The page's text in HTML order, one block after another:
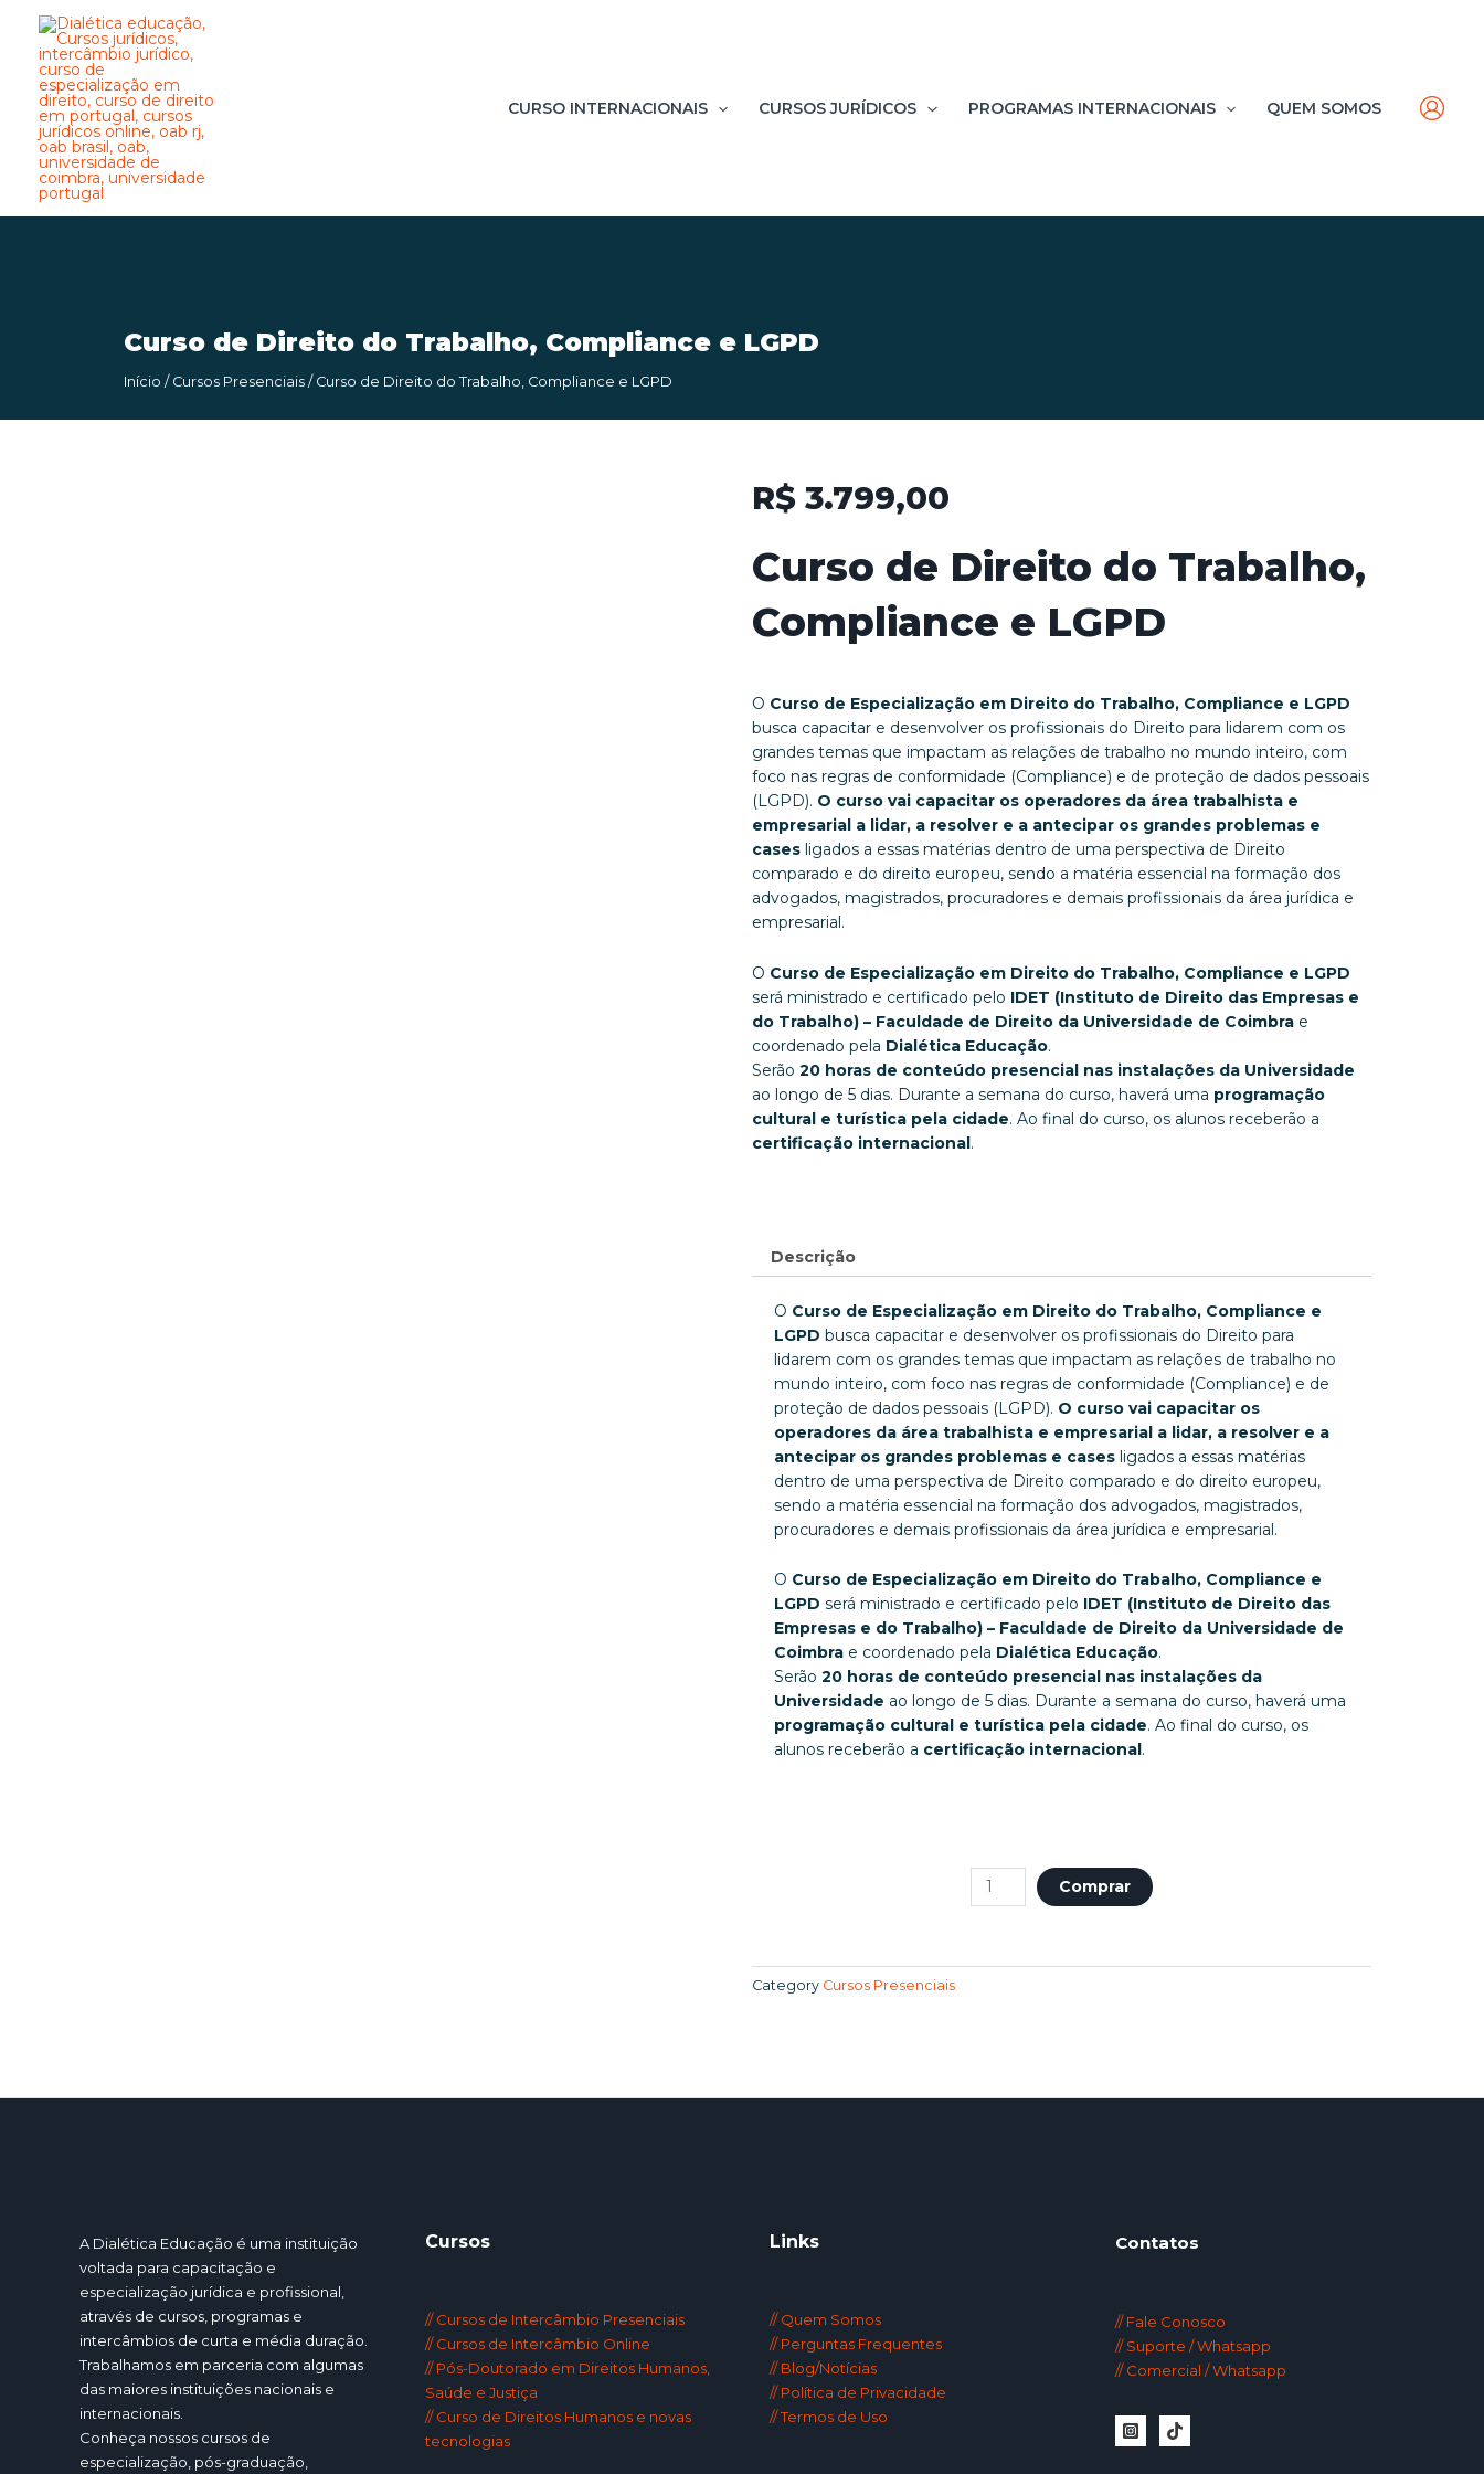
CURSO INTERNACIONAIS CURSOS JURÍDICOS PROGRAMAS INTERNACIONAIS QUEM SOMOS
Curso de Direito do Trabalho, Compliance e LGPD
Início / Cursos Presenciais / Curso de Direito do Trabalho, Compliance e LGPD
R$ 3.799,00
Curso de Direito do Trabalho,
Compliance e LGPD
O Curso de Especialização em Direito do Trabalho, Compliance e LGPD
busca capacitar e desenvolver os profissionais do Direito para lidarem com os
grandes temas que impactam as relações de trabalho no mundo inteiro, com
foco nas regras de conformidade (Compliance) e de proteção de dados pessoais
(LGPD). O curso vai capacitar os operadores da área trabalhista e
empresarial a lidar, a resolver e a antecipar os grandes problemas e
cases ligados a essas matérias dentro de uma perspectiva de Direito
comparado e do direito europeu, sendo a matéria essencial na formação dos
advogados, magistrados, procuradores e demais profissionais da área jurídica e
empresarial.
O Curso de Especialização em Direito do Trabalho, Compliance e LGPD
será ministrado e certificado pelo IDET (Instituto de Direito das Empresas e
do Trabalho) – Faculdade de Direito da Universidade de Coimbra e
coordenado pela Dialética Educação.
Serão 20 horas de conteúdo presencial nas instalações da Universidade
ao longo de 5 dias. Durante a semana do curso, haverá uma programação
cultural e turística pela cidade. Ao final do curso, os alunos receberão a
certificação internacional.
Descrição
O Curso de Especialização em Direito do Trabalho, Compliance e
LGPD busca capacitar e desenvolver os profissionais do Direito para
lidarem com os grandes temas que impactam as relações de trabalho no
mundo inteiro, com foco nas regras de conformidade (Compliance) e de
proteção de dados pessoais (LGPD). O curso vai capacitar os
operadores da área trabalhista e empresarial a lidar, a resolver e a
antecipar os grandes problemas e cases ligados a essas matérias
dentro de uma perspectiva de Direito comparado e do direito europeu,
sendo a matéria essencial na formação dos advogados, magistrados,
procuradores e demais profissionais da área jurídica e empresarial.
O Curso de Especialização em Direito do Trabalho, Compliance e
LGPD será ministrado e certificado pelo IDET (Instituto de Direito das
Empresas e do Trabalho) – Faculdade de Direito da Universidade de
Coimbra e coordenado pela Dialética Educação.
Serão 20 horas de conteúdo presencial nas instalações da
Universidade ao longo de 5 dias. Durante a semana do curso, haverá uma
programação cultural e turística pela cidade. Ao final do curso, os
alunos receberão a certificação internacional.
Comprar
Category Cursos Presenciais
A Dialética Educação é uma instituição
voltada para capacitação e
especialização jurídica e profissional,
através de cursos, programas e
intercâmbios de curta e média duração.
Trabalhamos em parceria com algumas
das maiores instituições nacionais e
internacionais.
Conheça nossos cursos de
especialização, pós-graduação,
Cursos
// Cursos de Intercâmbio Presenciais
// Cursos de Intercâmbio Online
// Pós-Doutorado em Direitos Humanos,
Saúde e Justiça
// Curso de Direitos Humanos e novas
tecnologias
Links
// Quem Somos
// Perguntas Frequentes
// Blog/Notícias
// Política de Privacidade
// Termos de Uso
Contatos
// Fale Conosco
// Suporte / Whatsapp
// Comercial / Whatsapp